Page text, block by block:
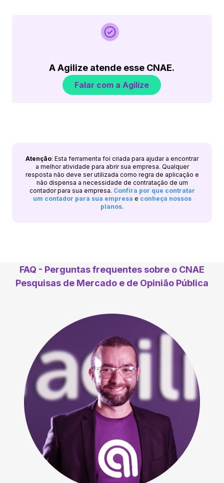
A Agilize atende esse CNAE.
Falar com a Agilize
Atenção: Esta ferramenta foi criada para ajudar a encontrar
a melhor atividade para abrir sua empresa. Qualquer
resposta não deve ser utilizada como regra de aplicação e
não dispensa a necessidade de contratação de um
contador para sua empresa. Confira por que contratar
um contador para sua empresa e conheça nossos
planos.
FAQ - Perguntas frequentes sobre o CNAE
Pesquisas de Mercado e de Opinião Pública